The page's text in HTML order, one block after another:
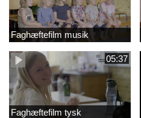
Faghæftefilm musik
05:37
Faghæftefilm tysk